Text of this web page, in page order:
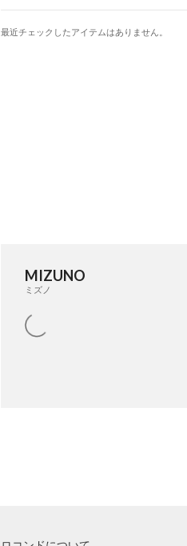
最近チェックしたアイテムはありません。
MIZUNO
ミズノ